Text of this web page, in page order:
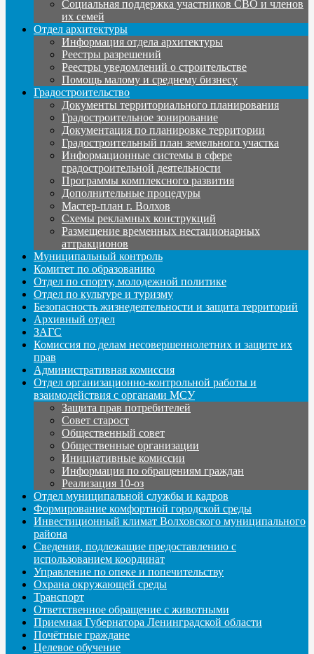
Социальная поддержка участников СВО и членов
их семей
Отдел архитектуры
Информация отдела архитектуры
Реестры разрешений
Реестры уведомлений о строительстве
Помощь малому и среднему бизнесу
Градостроительство
Документы территориального планирования
Градостроительное зонирование
Документация по планировке территории
Градостроительный план земельного участка
Информационные системы в сфере
градостроительной деятельности
Программы комплексного развития
Дополнительные процедуры
Мастер-план г. Волхов
Схемы рекламных конструкций
Размещение временных нестационарных
аттракционов
Муниципальный контроль
Комитет по образованию
Отдел по спорту, молодежной политике
Отдел по культуре и туризму
Безопасность жизнедеятельности и защита территорий
Архивный отдел
ЗАГС
Комиссия по делам несовершеннолетних и защите их
прав
Административная комиссия
Отдел организационно-контрольной работы и
взаимодействия с органами МСУ
Защита прав потребителей
Совет старост
Общественный совет
Общественные организации
Инициативные комиссии
Информация по обращениям граждан
Реализация 10-оз
Отдел муниципальной службы и кадров
Формирование комфортной городской среды
Инвестиционный климат Волховского муниципального
района
Сведения, подлежащие предоставлению с
использованием координат
Управление по опеке и попечительству
Охрана окружающей среды
Транспорт
Ответственное обращение с животными
Приемная Губернатора Ленинградской области
Почётные граждане
Целевое обучение